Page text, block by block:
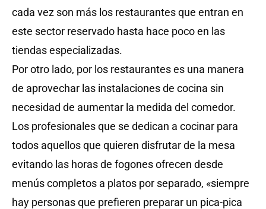
cada vez son más los restaurantes que entran en
este sector reservado hasta hace poco en las
tiendas especializadas.
Por otro lado, por los restaurantes es una manera
de aprovechar las instalaciones de cocina sin
necesidad de aumentar la medida del comedor.
Los profesionales que se dedican a cocinar para
todos aquellos que quieren disfrutar de la mesa
evitando las horas de fogones ofrecen desde
menús completos a platos por separado, «siempre
hay personas que prefieren preparar un pica-pica